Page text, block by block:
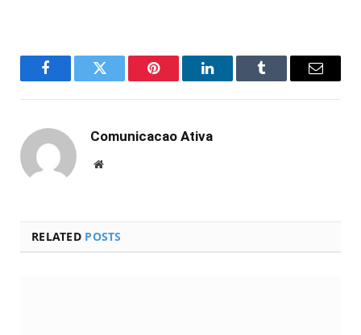
FacebookTwitter Pinterest LinkedInTumblr Email
Comunicacao Ativa
Website
RELATED POSTS